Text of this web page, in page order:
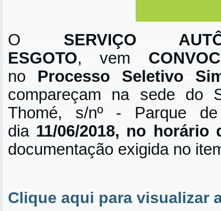
O SERVIÇO
ESGOTO,vem
no Processo Seletivo
compareçam na sede do
Thomé, s/nº - Parque
dia 11/06/2018, no horário
documentação exigida no
Clique aqui para visualizar